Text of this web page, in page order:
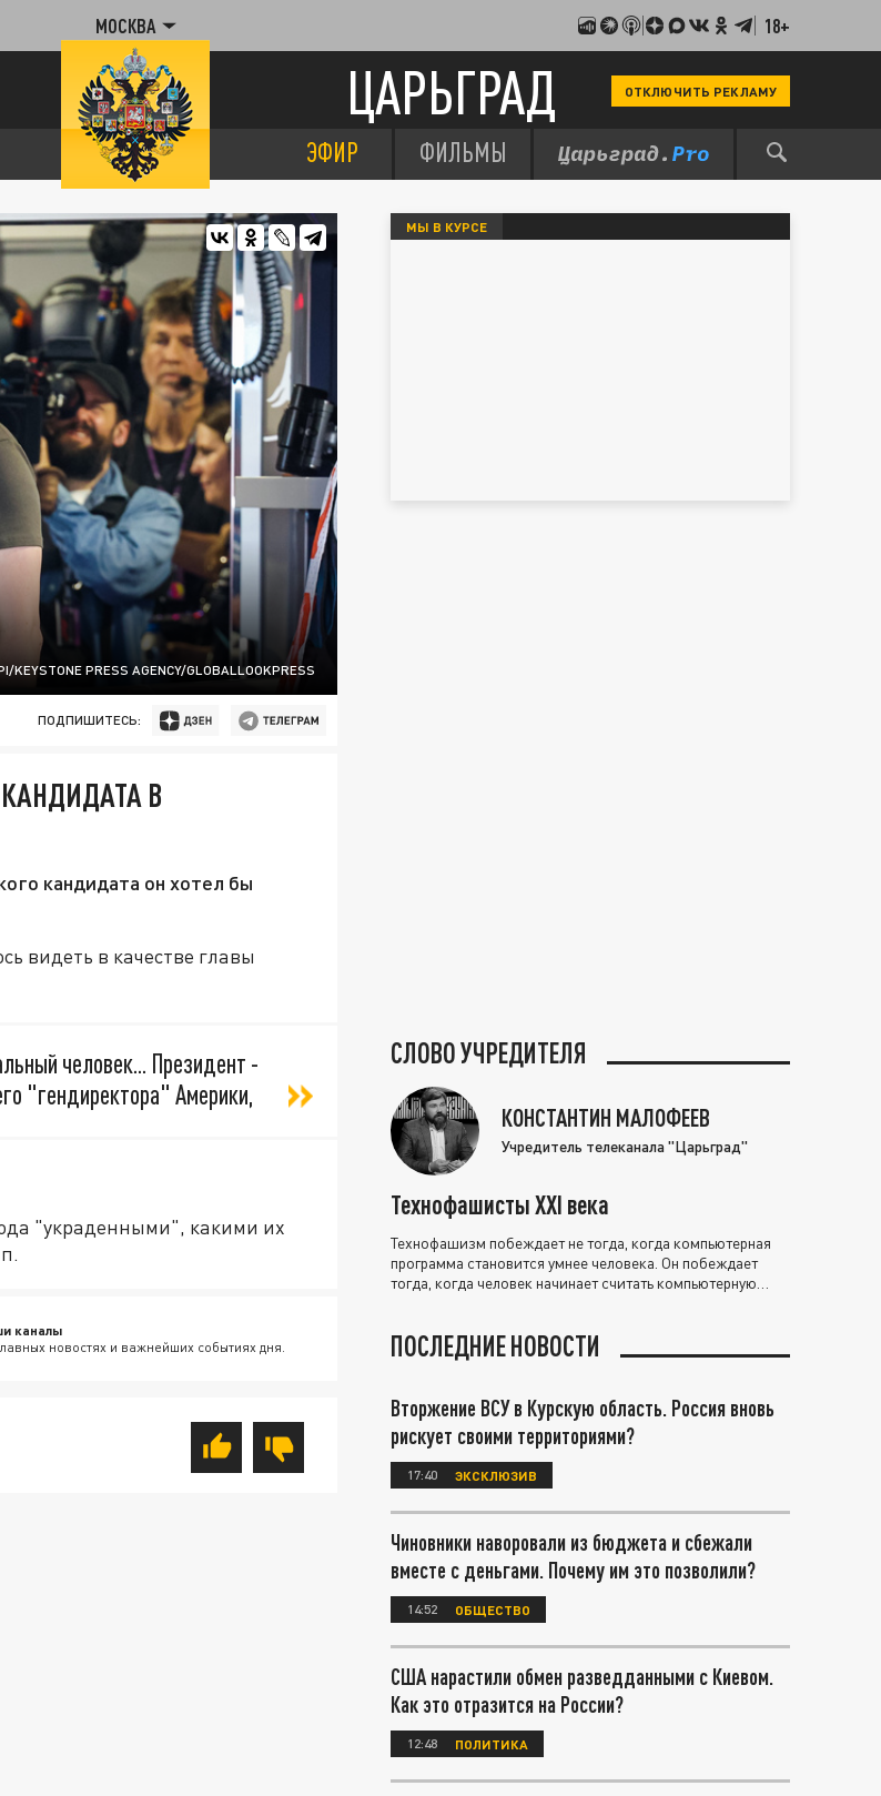
МОСКВА 18+
ЦАРЬГРАД ОТКЛЮЧИТЬ РЕКЛАМУ
ЭФИР ФИЛЬМЫ
KEYSTONE PRESS AGENCY/GLOBALLOOKPRESS
ПОДПИШИТЕСЬ:
В
кандидата он хотел бы
видеть в качестве главы
человек... Президент -
"гендиректора" Америки,
"украденными", какими их
каналы
новостях и важнейших событиях дня.
МЫ В КУРСЕ
СЛОВО УЧРЕДИТЕЛЯ
КОНСТАНТИН МАЛОФЕЕВ
Учредитель телеканала "Царьград"
Технофашисты XXI века
Технофашизм побеждает не тогда, когда компьютерная
программа становится умнее человека. Он побеждает
тогда, когда человек начинает считать компьютерную
ПОСЛЕДНИЕ НОВОСТИ
Вторжение ВСУ в Курскую область. Россия вновь
рискует своими территориями?
17:40 ЭКСКЛЮЗИВ
Чиновники наворовали из бюджета и сбежали
вместе с деньгами. Почему им это позволили?
14:52 ОБЩЕСТВО
США нарастили обмен разведданными с Киевом.
Как это отразится на России?
12:48 ПОЛИТИКА